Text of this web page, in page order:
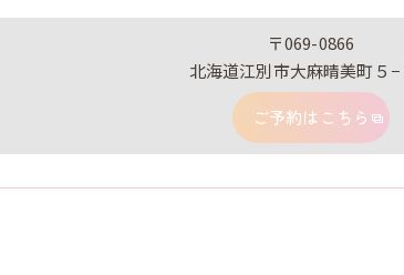
〒069-0866
北海道江別市大麻晴美町５−
ご予約はこちら